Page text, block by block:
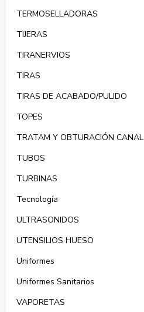
TERMOSELLADORAS
TIJERAS
TIRANERVIOS
TIRAS
TIRAS DE ACABADO/PULIDO
TOPES
TRATAM Y OBTURACIÓN CANAL
TUBOS
TURBINAS
Tecnología
ULTRASONIDOS
UTENSILIOS HUESO
Uniformes
Uniformes Sanitarios
VAPORETAS